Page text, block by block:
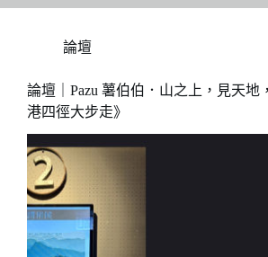
論壇
論壇｜Pazu 薯伯伯．山之上，見天地
港四徑大步走》